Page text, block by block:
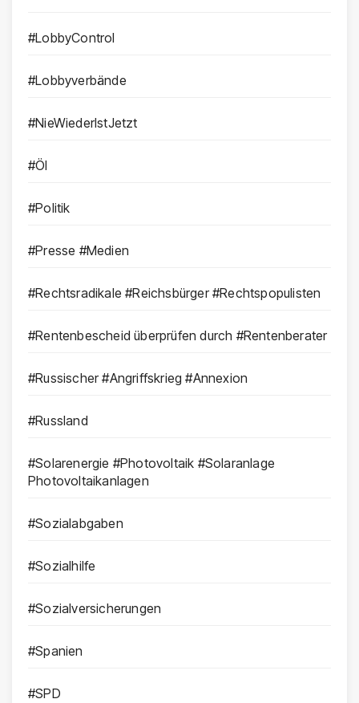
#LobbyControl
#Lobbyverbände
#NieWiederIstJetzt
#Öl
#Politik
#Presse #Medien
#Rechtsradikale #Reichsbürger #Rechtspopulisten
#Rentenbescheid überprüfen durch #Rentenberater
#Russischer #Angriffskrieg #Annexion
#Russland
#Solarenergie #Photovoltaik #Solaranlage
Photovoltaikanlagen
#Sozialabgaben
#Sozialhilfe
#Sozialversicherungen
#Spanien
#SPD